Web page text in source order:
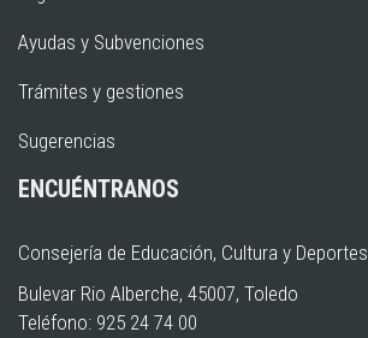
Ayudas y Subvenciones
Trámites y gestiones
Sugerencias
ENCUÉNTRANOS
Consejería de Educación, Cultura y Deportes
Bulevar Rio Alberche, 45007, Toledo
Teléfono: 925 24 74 00